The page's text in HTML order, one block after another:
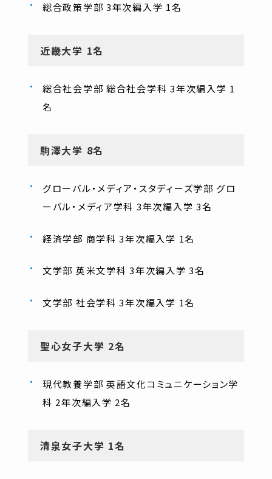
総合政策学部 3年次編入学 1名
近畿大学 1名
総合社会学部 総合社会学科 3年次編入学 1
名
駒澤大学 8名
グローバル・メディア・スタディーズ学部 グロ
ーバル・メディア学科 3年次編入学 3名
経済学部 商学科 3年次編入学 1名
文学部 英米文学科 3年次編入学 3名
文学部 社会学科 3年次編入学 1名
聖心女子大学 2名
現代教養学部 英語文化コミュニケーション学
科 2年次編入学 2名
清泉女子大学 1名